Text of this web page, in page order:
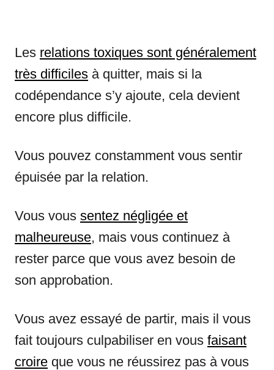
Les relations toxiques sont généralement
très difficiles à quitter, mais si la
codépendance s’y ajoute, cela devient
encore plus difficile.
Vous pouvez constamment vous sentir
épuisée par la relation.
Vous vous sentez négligée et
malheureuse, mais vous continuez à
rester parce que vous avez besoin de
son approbation.
Vous avez essayé de partir, mais il vous
fait toujours culpabiliser en vous faisant
croire que vous ne réussirez pas à vous